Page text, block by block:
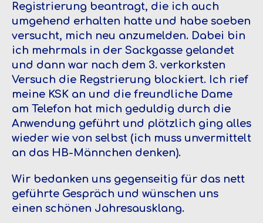
Registrierung beantragt, die ich auch
umgehend erhalten hatte und habe soeben
versucht, mich neu anzumelden. Dabei bin
ich mehrmals in der Sackgasse gelandet
und dann war nach dem 3. verkorksten
Versuch die Regstrierung blockiert. Ich rief
meine KSK an und die freundliche Dame
am Telefon hat mich geduldig durch die
Anwendung geführt und plötzlich ging alles
wieder wie von selbst (ich muss unvermittelt
an das HB-Männchen denken).
Wir bedanken uns gegenseitig für das nett
geführte Gespräch und wünschen uns
einen schönen Jahresausklang.